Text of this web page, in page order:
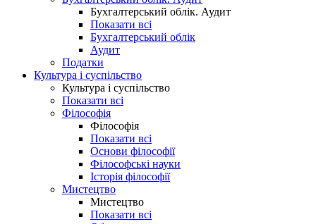
Бухгалтерський облік. Аудит
Показати всі
Бухгалтерський облік
Аудит
Податки
Культура і суспільство
Культура і суспільство
Показати всі
Філософія
Філософія
Показати всі
Основи філософії
Філософські науки
Історія філософії
Мистецтво
Мистецтво
Показати всі